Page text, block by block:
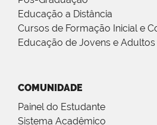
Educação a Distância
Cursos de Formação Inicial e
Educação de Jovens e Adultos
COMUNIDADE
Painel do Estudante
Sistema Acadêmico